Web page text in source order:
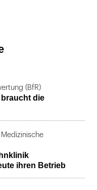
(BfR)
die
ihren Betrieb